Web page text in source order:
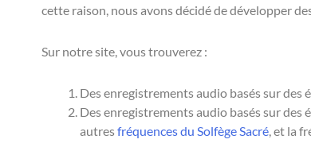
cette raison, nous avons décidé de développer
Sur notre site, vous trouverez :
Des enregistrements audio basés sur
Des enregistrements audio basés sur des
autresfréquences du Solfège Sacré, et la